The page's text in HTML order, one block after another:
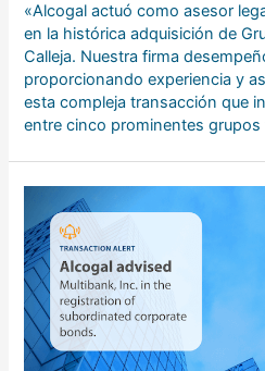
«Alcogal actuó como asesor
en la histórica adquisición de
Calleja. Nuestra firma
proporcionando experiencia y
esta compleja transacción que
entre cinco prominentes
Alemán
Cordero
Galindo
&
Lee
asesoró
a
Multibank,